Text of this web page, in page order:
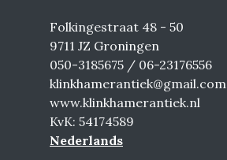
Folkingestraat 48 - 50
9711 JZ Groningen
050-3185675 / 06-23176556
klinkhamerantiek@gmail.com
www.klinkhamerantiek.nl
KvK: 54174589
Nederlands